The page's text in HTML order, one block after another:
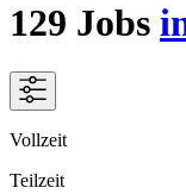
129 Jobs
Vollzeit
Teilzeit